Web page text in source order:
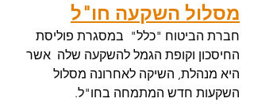
מסלול השקעה חו"ל
חברת הביטוח "כלל"  במסגרת פוליסת
החיסכון וקופת הגמל להשקעה שלה  אשר
היא מנהלת, השיקה לאחרונה מסלול
השקעות חדש המתמחה בחו"ל.